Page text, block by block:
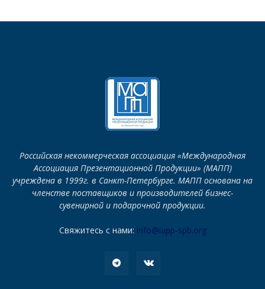
Российская некоммерческая ассоциация «Международная
Ассоциация Презентационной Продукции» (МАПП)
учреждена в 1999г. в Санкт-Петербурге. МАПП основана на
членстве поставщиков и производителей бизнес-
сувенирной и подарочной продукции.
Свяжитесь с нами: info@iapp-spb.org